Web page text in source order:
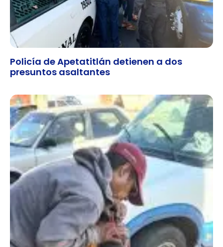
Policía de Apetatitlán detienen a dos
presuntos asaltantes